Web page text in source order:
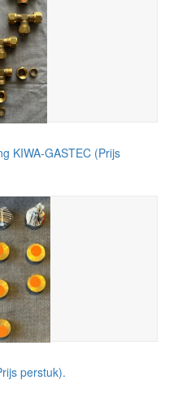
KIWA-GASTEC (Prijs
perstuk).